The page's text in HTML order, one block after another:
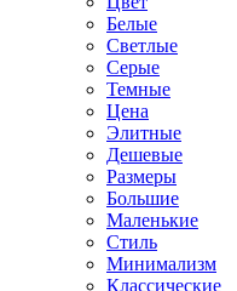
Белые
Светлые
Серые
Темные
Цена
Элитные
Дешевые
Размеры
Большие
Маленькие
Стиль
Минимализм
Классические